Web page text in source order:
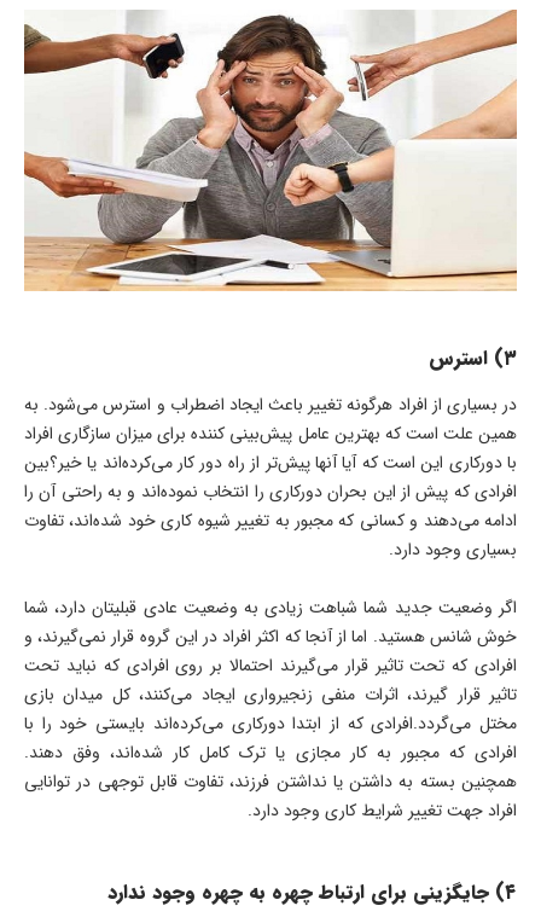
۳) استرس
در بسیاری از افراد هرگونه تغییر باعث ایجاد اضطراب و استرس می­‌شود. به
همین علت است که بهترین عامل پیش­‌بینی­ کننده برای میزان سازگاری افراد
با دورکاری این است که آیا آن­ها پیش‌تر از راه دور کار می­‌کرده‌­اند یا خیر؟بین
افرادی که پیش از این بحران دورکاری را انتخاب نموده‌­اند و به راحتی آن را
ادامه می­‌دهند و کسانی که مجبور به تغییر شیوه کاری خود شده‌­اند، تفاوت
بسیاری وجود دارد.
اگر وضعیت جدید شما شباهت زیادی به وضعیت عادی قبلی­تان دارد، شما
خوش­ شانس هستید. اما از آنجا که اکثر افراد در این گروه قرار نمی‌­گیرند، و
افرادی که تحت تاثیر قرار می­‌گیرند احتمالا بر روی افرادی که نباید تحت
تاثیر قرار گیرند، اثرات منفی زنجیرواری ایجاد می­‌کنند، کل میدان بازی
مختل می‌گردد.افرادی که از ابتدا دورکاری می­‌کرده‌­اند بایستی خود را با
افرادی که مجبور به کار مجازی یا ترک کامل کار شده‌­اند، وفق دهند.
همچنین بسته به داشتن یا نداشتن فرزند، تفاوت قابل ­توجهی در توانایی
افراد جهت تغییر شرایط کاری وجود دارد.
۴) جایگزینی برای ارتباط چهره به چهره وجود ندارد